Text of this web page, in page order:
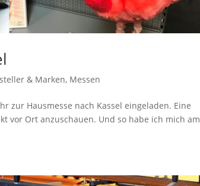
& Marken, Messen
zur Hausmesse nach Kassel eingeladen. Eine
vor Ort anzuschauen. Und so habe ich mich am